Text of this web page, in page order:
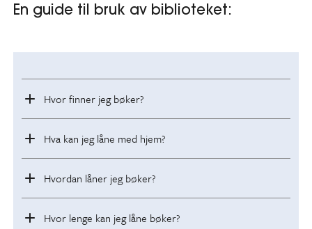
En guide til bruk av biblioteket:
Hvor finner jeg bøker?
Hva kan jeg låne med hjem?
Hvordan låner jeg bøker?
Hvor lenge kan jeg låne bøker?